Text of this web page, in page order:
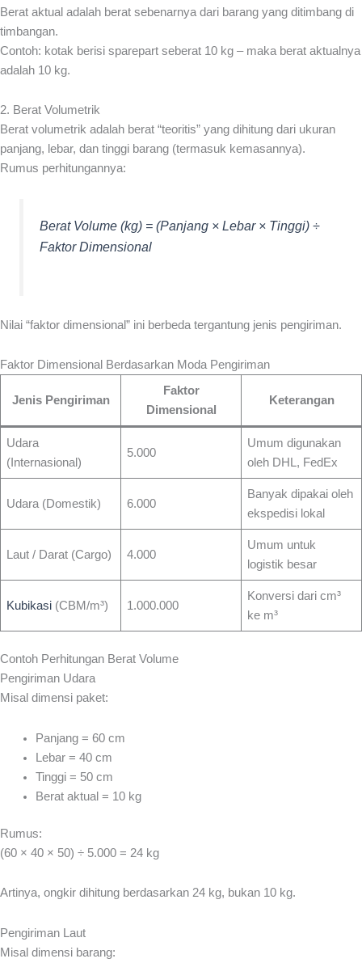
Berat aktual adalah berat sebenarnya dari barang yang ditimbang di
timbangan.
Contoh: kotak berisi sparepart seberat 10 kg – maka berat aktualnya
adalah 10 kg.
2. Berat Volumetrik
Berat volumetrik adalah berat “teoritis” yang dihitung dari ukuran
panjang, lebar, dan tinggi barang (termasuk kemasannya).
Rumus perhitungannya:
Berat Volume (kg) = (Panjang × Lebar × Tinggi) ÷
Faktor Dimensional
Nilai “faktor dimensional” ini berbeda tergantung jenis pengiriman.
Faktor Dimensional Berdasarkan Moda Pengiriman
Jenis Pengiriman
Faktor
Dimensional
Keterangan
Udara
(Internasional)
5.000
Umum digunakan
oleh DHL, FedEx
Udara (Domestik) 6.000
Banyak dipakai oleh
ekspedisi lokal
Laut / Darat (Cargo) 4.000
Umum untuk
logistik besar
Kubikasi (CBM/m³) 1.000.000
Konversi dari cm³
ke m³
Contoh Perhitungan Berat Volume
Pengiriman Udara
Misal dimensi paket:
Panjang = 60 cm
Lebar = 40 cm
Tinggi = 50 cm
Berat aktual = 10 kg
Rumus:
(60 × 40 × 50) ÷ 5.000 = 24 kg
Artinya, ongkir dihitung berdasarkan 24 kg, bukan 10 kg.
Pengiriman Laut
Misal dimensi barang: